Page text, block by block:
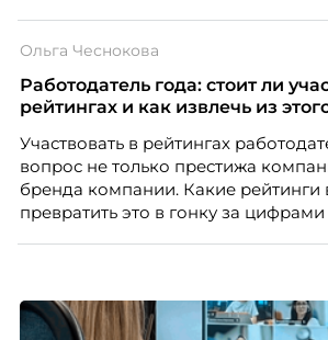
«свадебного генерала», почему
системы оценки часто упускают
людей и как выявить лидерский
Тимур Соколов, ключевой эксперт
стратегическому развитию и
культуры лидерства в
Ольга Чеснокова
Работодатель года: стоит ли
рейтингах и как извлечь из
Участвовать в рейтингах
вопрос не только престижа
бренда компании. Какие рейтинги
превратить это в гонку за